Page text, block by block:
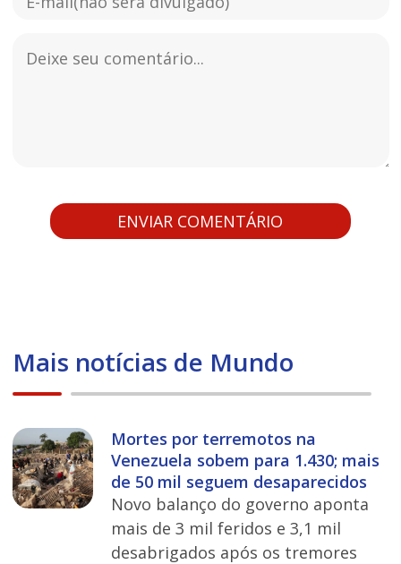
Mais notícias de Mundo
Mortes por terremotos na
Venezuela sobem para 1.430; mais
de 50 mil seguem desaparecidos
Novo balanço do governo aponta
mais de 3 mil feridos e 3,1 mil
desabrigados após os tremores